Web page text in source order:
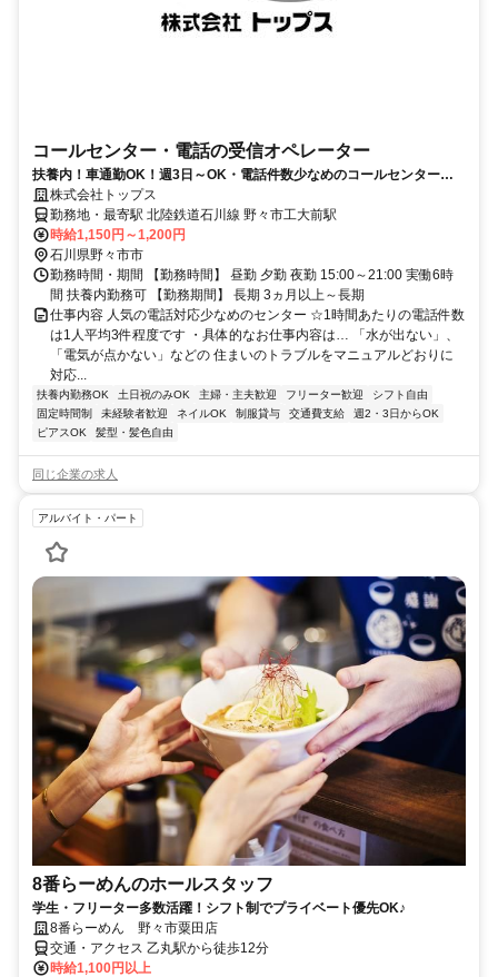
コールセンター・電話の受信オペレーター
扶養内！車通勤OK！週3日～OK・電話件数少なめのコールセンター☆
服装髪型自由☆車通勤OKのオフィスワーク
株式会社トップス
勤務地・最寄駅 北陸鉄道石川線 野々市工大前駅
時給1,150円～1,200円
石川県野々市市
勤務時間・期間 【勤務時間】 昼勤 夕勤 夜勤 15:00～21:00 実働6時
間 扶養内勤務可 【勤務期間】 長期 3ヵ月以上～長期
仕事内容 人気の電話対応少なめのセンター ☆1時間あたりの電話件数
は1人平均3件程度です ・具体的なお仕事内容は… 「水が出ない」、
「電気が点かない」などの 住まいのトラブルをマニュアルどおりに
対応...
扶養内勤務OK 土日祝のみOK 主婦・主夫歓迎 フリーター歓迎
シフト自由
固定時間制
未経験者歓迎 ネイルOK 制服貸与 交通費支給
週2・3日からOK
ピアスOK
髪型・髪色自由
同じ企業の求人
アルバイト・パート
8番らーめんのホールスタッフ
学生・フリーター多数活躍！シフト制でプライベート優先OK♪
8番らーめん 野々市粟田店
交通・アクセス 乙丸駅から徒歩12分
時給1,100円以上